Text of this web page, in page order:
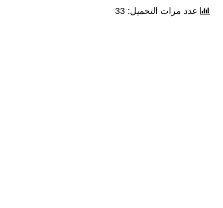
عدد مرات التحميل: 33